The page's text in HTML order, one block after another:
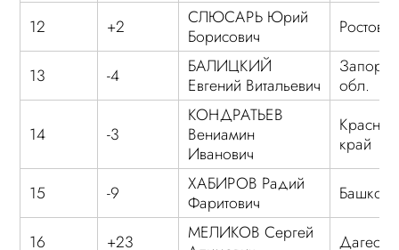
12 +2
СЛЮСАРЬ Юрий
Борисович
13 -4
БАЛИЦКИЙ
Евгений Витальевич
обл.
14 -3
КОНДРАТЬЕВ
Вениамин
Иванович
край
15 -9
ХАБИРОВ Радий
Фаритович
16 +23
МЕЛИКОВ Сергей